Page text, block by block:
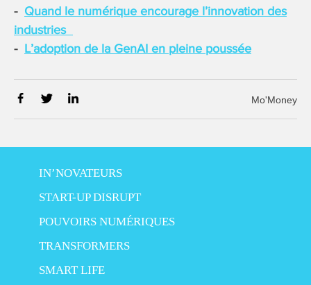
Quand le numérique encourage l’innovation des
industries
L’adoption de la GenAI en pleine poussée
Mo'Money
IN’NOVATEURS
START-UP DISRUPT
POUVOIRS NUMÉRIQUES
TRANSFORMERS
SMART LIFE